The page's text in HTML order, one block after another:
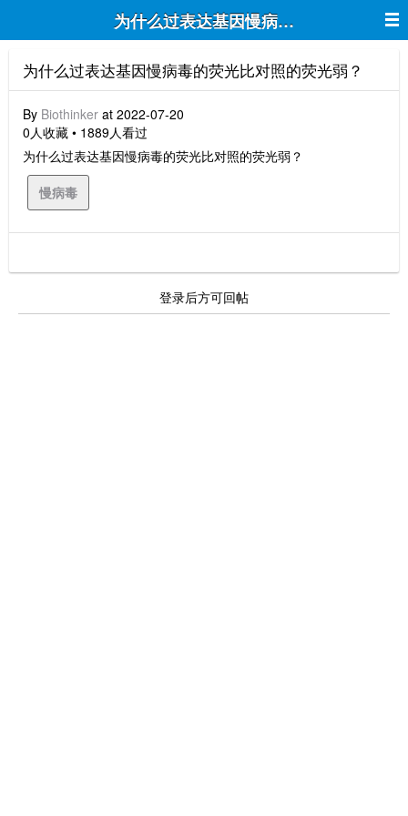
为什么过表达基因慢病毒的荧光比对照
为什么过表达基因慢病毒的荧光比对照的荧光弱？
By Biothinker at 2022-07-20
0人收藏 • 1889人看过
为什么过表达基因慢病毒的荧光比对照的荧光弱？
慢病毒
登录后方可回帖